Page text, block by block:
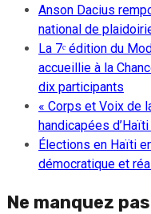
Anson Dacius
national de
La 7ᵉ édition du
accueillie à la
dix participants
« Corps et Voix de
handicapées
Élections en Haïti
démocratique et
Ne manquez